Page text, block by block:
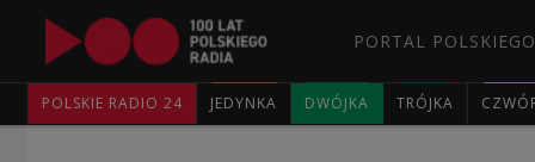
PORTAL
POLSKIE RADIO 24 JEDYNKA DWÓJKA TRÓJKA